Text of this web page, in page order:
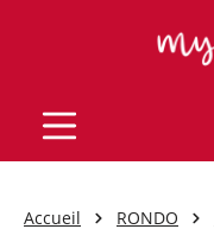
Accueil RONDO